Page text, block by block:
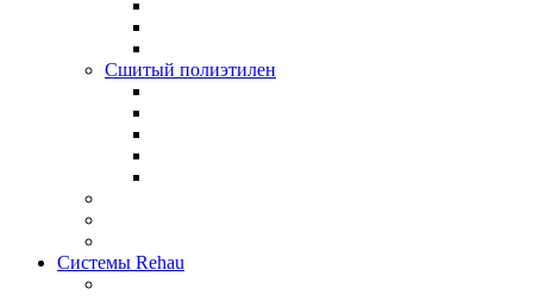
Сшитый полиэтилен
Системы Rehau